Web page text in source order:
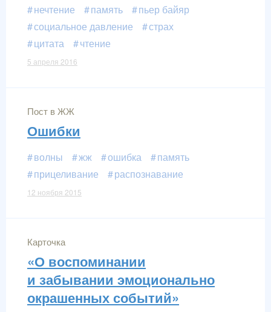
нечтение
память
пьер байяр
социальное давление
страх
цитата
чтение
5 апреля 2016
Пост в ЖЖ
Ошибки
волны жж ошибка
память
прицеливание
распознавание
12 ноября 2015
Карточка
«О воспоминании
и забывании эмоционально
окрашенных событий»